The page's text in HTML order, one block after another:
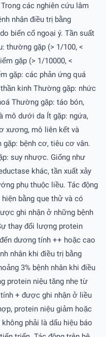
các nghiên cứu lâm
nhân điều trị bằng
biến cố ngoại ý. Tần suất
thường gặp (> 1/100, <
gặp (> 1/10000, <
gặp: các phản ứng quá
kinh Thường gặp: nhức
Thường gặp: táo bón,
mô dưới da Ít gặp: ngứa,
xương, mô liên kết và
bệnh cơ, tiêu cơ vân.
suy nhược. Giống như
khác, tần xuất xảy
phụ thuộc liều. Tác động
bằng que thử và có
ghi nhận ở những bệnh
thay đổi lượng protein
dương tính ++ hoặc cao
nhân khi điều trị bằng
3% bệnh nhân khi điều
protein niệu tăng nhẹ từ
+ được ghi nhận ở liều
protein niệu giảm hoặc
phải là dấu hiệu báo